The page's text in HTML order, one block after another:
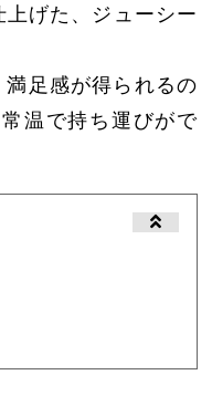
げた、ジューシー
足感が得られるの
温で持ち運びがで